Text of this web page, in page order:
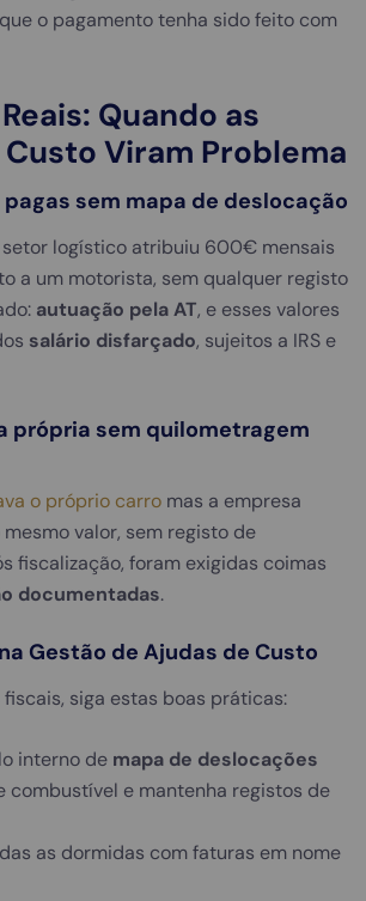
o pagamento tenha sido feito com
Quando as
Viram Problema
pagas sem mapa de deslocação
setor logístico atribuiu 600€ mensais
a um motorista, sem qualquer registo
autuação pela AT, e esses valores
salário disfarçado, sujeitos a IRS e
própria sem quilometragem
o próprio carro mas a empresa
valor, sem registo de
fiscalização, foram exigidas coimas
documentadas.
Gestão de Ajudas de Custo
siga estas boas práticas:
interno de mapa de deslocações
combustível e mantenha registos de
as dormidas com faturas em nome